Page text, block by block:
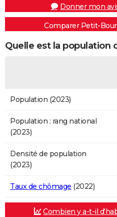
Donner mon
Comparer Petit-
Quelle est la population
Population (2023)
Population : rang national
(2023)
Densité de population
(2023)
Taux de chômage (2022)
Combien y a-t-il